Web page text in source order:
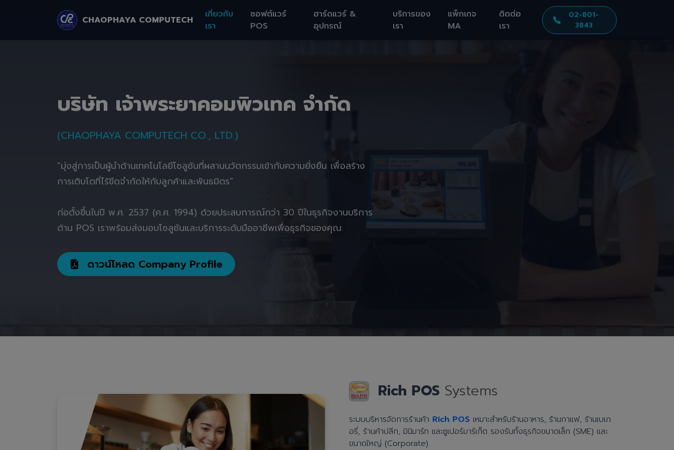
CHAOPHAYA COMPUTECH
เกี่ยวกับ
เรา
ซอฟต์แวร์
POS
ฮาร์ดแวร์ &
อุปกรณ์
บริการของ
เรา
แพ็กเกจ
MA
ติดต่อ
เรา
02-801-
3843
บริษัท เจ้าพระยาคอมพิวเทค จำกัด
(CHAOPHAYA COMPUTECH CO., LTD.)
"มุ่งสู่การเป็นผู้นำด้านเทคโนโลยีโซลูชันที่ผสานนวัตกรรมเข้ากับความยั่งยืน เพื่อสร้าง
การเติบโตที่ไร้ขีดจำกัดให้กับลูกค้าและพันธมิตร"
ก่อตั้งขึ้นในปี พ.ศ. 2537 (ค.ศ. 1994) ด้วยประสบการณ์กว่า 30 ปีในธุรกิจงานบริการ
ด้าน POS เราพร้อมส่งมอบโซลูชันและบริการระดับมืออาชีพเพื่อธุรกิจของคุณ
ดาวน์โหลด Company Profile
Rich POS Systems
ระบบบริหารจัดการร้านค้า Rich POS เหมาะสำหรับร้านอาหาร, ร้านกาแฟ, ร้านเบเก
อรี่, ร้านค้าปลีก, มินิมาร์ท และซูเปอร์มาร์เก็ต รองรับทั้งธุรกิจขนาดเล็ก (SME) และ
ขนาดใหญ่ (Corporate)